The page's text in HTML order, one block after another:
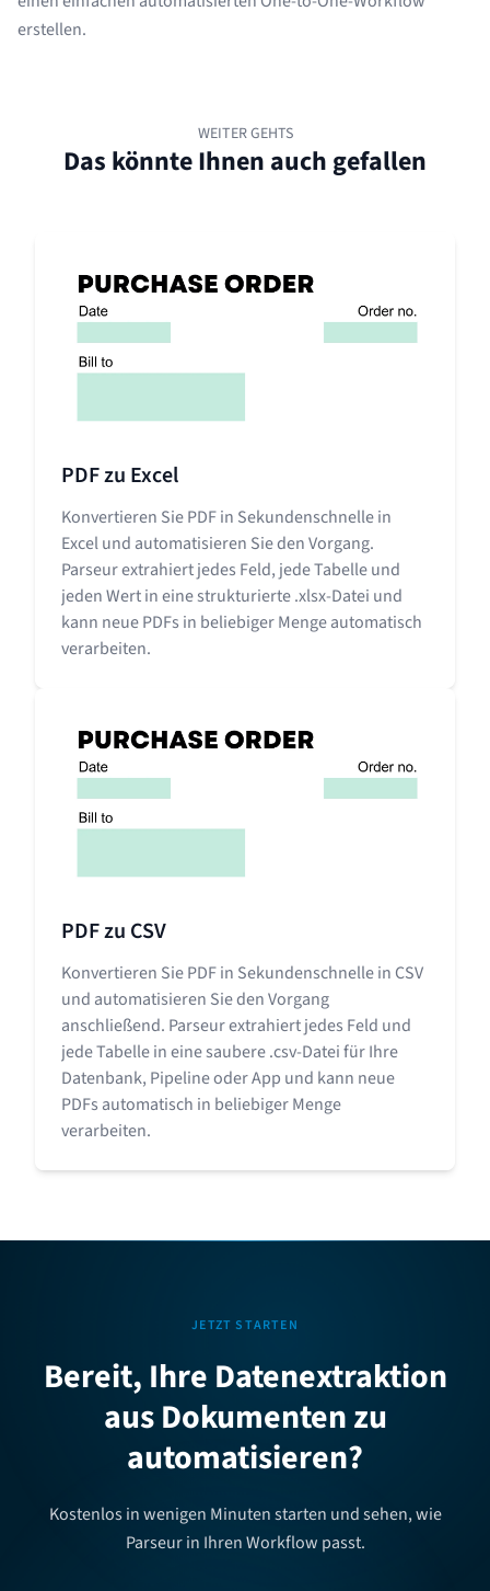
erstellen.
WEITER GEHTS
Das könnte Ihnen auch gefallen
PDF zu Excel
Konvertieren Sie PDF in Sekundenschnelle in
Excel und automatisieren Sie den Vorgang.
Parseur extrahiert jedes Feld, jede Tabelle und
jeden Wert in eine strukturierte .xlsx-Datei und
kann neue PDFs in beliebiger Menge automatisch
verarbeiten.
PDF zu CSV
Konvertieren Sie PDF in Sekundenschnelle in CSV
und automatisieren Sie den Vorgang
anschließend. Parseur extrahiert jedes Feld und
jede Tabelle in eine saubere .csv-Datei für Ihre
Datenbank, Pipeline oder App und kann neue
PDFs automatisch in beliebiger Menge
verarbeiten.
JETZT STARTEN
Bereit, Ihre Datenextraktion
aus Dokumenten zu
automatisieren?
Kostenlos in wenigen Minuten starten und sehen, wie
Parseur in Ihren Workflow passt.